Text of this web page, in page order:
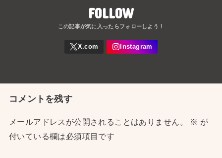
FOLLOW
コメントを残す
メールアドレスが公開されることはありません。 ※ が
付いている欄は必須項目です